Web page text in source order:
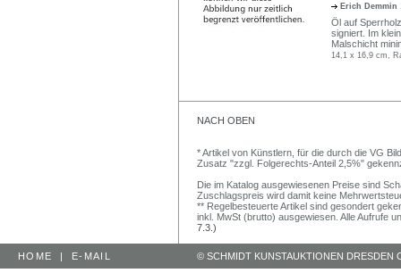
Erich Demmin
Öl auf
signiert. Im
Malschicht
14,1 x 16,9 cm,
NACH OBEN
* Artikel von Künstlern, für die durch die VG
Zusatz "zzgl. Folgerechts-Anteil 2,5%"
Die im Katalog ausgewiesenen Preise sind
Zuschlagspreis wird damit keine
** Regelbesteuerte Artikel sind gesondert
inkl. MwSt (brutto) ausgewiesen. Alle Aufrufe
7.3.)
HOME | E-MAIL © SCHMIDT KUNSTAUKTIONEN DRESDEN